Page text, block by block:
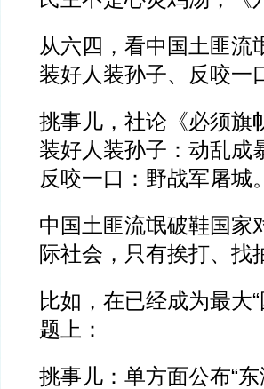
从六四，看中国土匪流
装好人装孙子、反咬一
挑事儿，社论《必须旗
装好人装孙子：动乱成
反咬一口：野战军屠城。
中国土匪流氓破鞋国家
际社会，只有挨打、找
比如，在已经成为最大
题上：
挑事儿：单方面公布“